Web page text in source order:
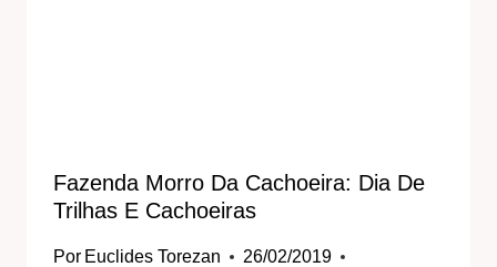
Fazenda Morro Da Cachoeira: Dia De
Trilhas E Cachoeiras
Por Euclides Torezan
26/02/2019